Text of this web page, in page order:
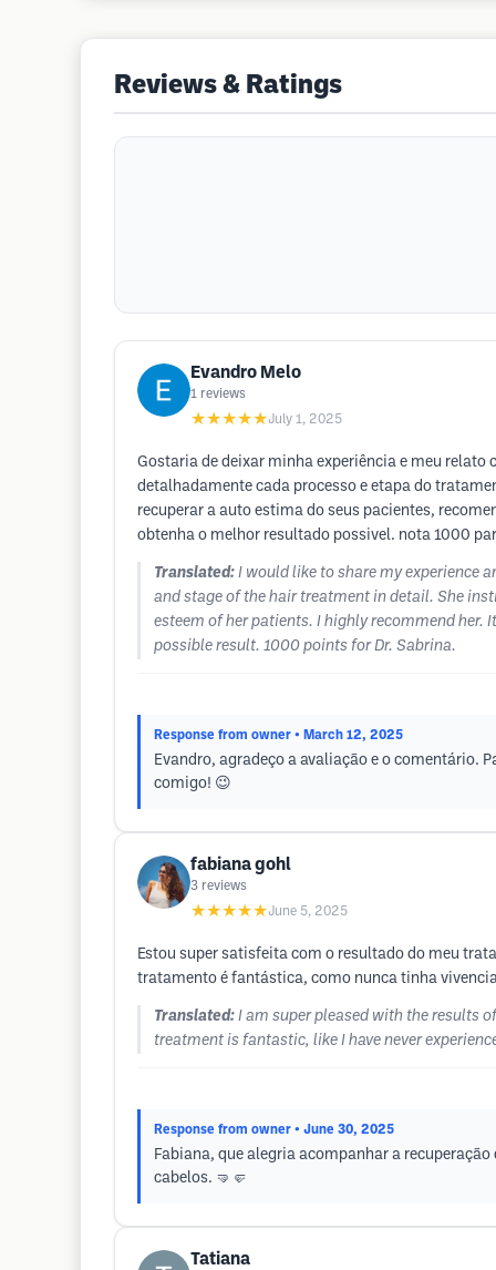
Reviews & Ratings
Evandro Melo
1 reviews
★★★★★July 1, 2025
Gostaria de deixar minha experiência e meu
detalhadamente cada processo e etapa do
recuperar a auto estima do seus pacientes,
obtenha o melhor resultado possivel. nota 1000
Translated: I would like to share my experience
and stage of the hair treatment in detail. She
esteem of her patients. I highly recommend
possible result. 1000 points for Dr. Sabrina.
Response from owner • March 12, 2025
Evandro, agradeço a avaliação e o comentário.
comigo! 😉
fabiana gohl
3 reviews
★★★★★June 5, 2025
Estou super satisfeita com o resultado do meu
tratamento é fantástica, como nunca tinha
Translated: I am super pleased with the results
treatment is fantastic, like I have never
Response from owner • June 30, 2025
Fabiana, que alegria acompanhar a
cabelos. 🤜🤛
Tatiana